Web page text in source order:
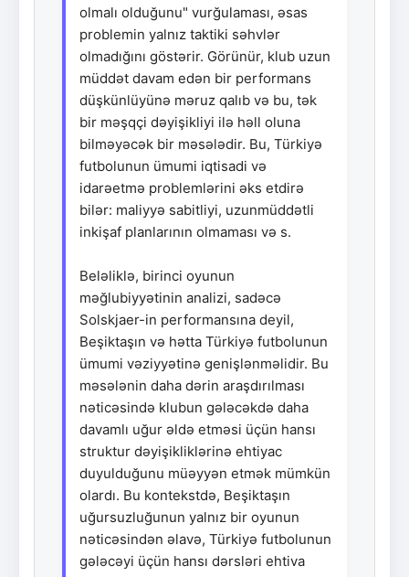
olmalı olduğunu" vurğulaması, əsas
problemin yalnız taktiki səhvlər
olmadığını göstərir. Görünür, klub uzun
müddət davam edən bir performans
düşkünlüyünə məruz qalıb və bu, tək
bir məşqçi dəyişikliyi ilə həll oluna
bilməyəcək bir məsələdir. Bu, Türkiyə
futbolunun ümumi iqtisadi və
idarəetmə problemlərini əks etdirə
bilər: maliyyə sabitliyi, uzunmüddətli
inkişaf planlarının olmaması və s.
Beləliklə, birinci oyunun
məğlubiyyətinin analizi, sadəcə
Solskjaer-in performansına deyil,
Beşiktaşın və hətta Türkiyə futbolunun
ümumi vəziyyətinə genişlənməlidir. Bu
məsələnin daha dərin araşdırılması
nəticəsində klubun gələcəkdə daha
davamlı uğur əldə etməsi üçün hansı
struktur dəyişikliklərinə ehtiyac
duyulduğunu müəyyən etmək mümkün
olardı. Bu kontekstdə, Beşiktaşın
uğursuzluğunun yalnız bir oyunun
nəticəsindən əlavə, Türkiyə futbolunun
gələcəyi üçün hansı dərsləri ehtiva